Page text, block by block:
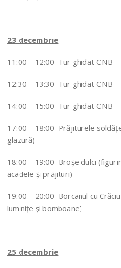
23 decembrie
11:00 – 12:00 Tur ghidat ONB
12:30 – 13:30 Tur ghidat ONB
14:00 – 15:00 Tur ghidat ONB
17:00 – 18:00 Prăjiturele
glazură)
18:00 – 19:00 Broșe dulci
acadele și prăjituri)
19:00 – 20:00 Borcanul cu
luminițe și bomboane)
25 decembrie